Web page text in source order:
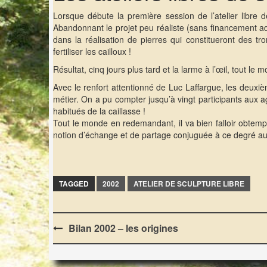
Lorsque débute la première session de l’atelier
Abandonnant le projet peu réaliste (sans financement
dans la réalisation de pierres qui constitueront des
fertiliser les cailloux !
Résultat, cinq jours plus tard et la larme à l’œil, tout le
Avec le renfort attentionné de Luc Laffargue, les
métier. On a pu compter jusqu’à vingt participants aux
habitués de la caillasse !
Tout le monde en redemandant, il va bien falloir
notion d’échange et de partage conjuguée à ce degré
TAGGED 2002 ATELIER DE SCULPTURE LIBRE
Post
navigation
Bilan 2002 – les origines